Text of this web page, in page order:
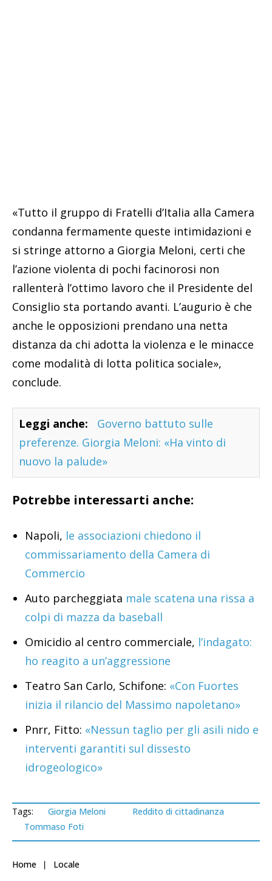
«Tutto il gruppo di Fratelli d’Italia alla Camera
condanna fermamente queste intimidazioni e
si stringe attorno a Giorgia Meloni, certi che
l’azione violenta di pochi facinorosi non
rallenterà l’ottimo lavoro che il Presidente del
Consiglio sta portando avanti. L’augurio è che
anche le opposizioni prendano una netta
distanza da chi adotta la violenza e le minacce
come modalità di lotta politica sociale»,
conclude.
Leggi anche:
Governo battuto sulle
preferenze. Giorgia Meloni: «Ha vinto di
nuovo la palude»
Potrebbe interessarti anche:
Napoli, le associazioni chiedono il
commissariamento della Camera di
Commercio
Auto parcheggiata male scatena una rissa a
colpi di mazza da baseball
Omicidio al centro commerciale, l’indagato:
ho reagito a un’aggressione
Teatro San Carlo, Schifone: «Con Fuortes
inizia il rilancio del Massimo napoletano»
Pnrr, Fitto: «Nessun taglio per gli asili nido e
interventi garantiti sul dissesto
idrogeologico»
Tags: Giorgia Meloni
Reddito di cittadinanza
Tommaso Foti
Home Locale